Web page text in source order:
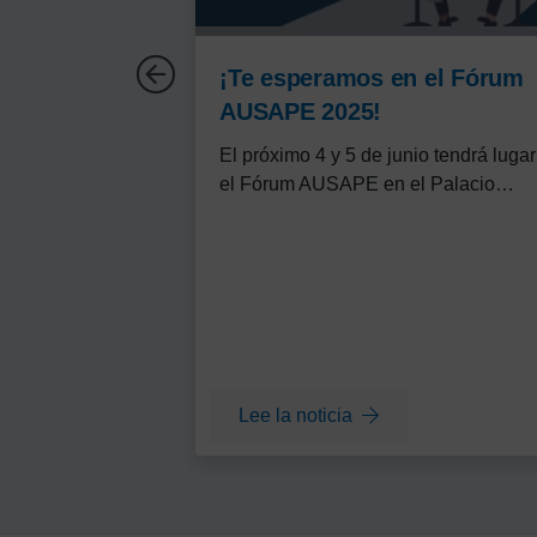
¡Te esperamos en el Fórum
AUSAPE 2025!
El próximo 4 y 5 de junio tendrá lugar
el Fórum AUSAPE en el Palacio…
lee la noticia